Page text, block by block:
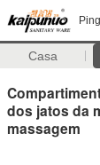
Casa
dos jatos da
massagem